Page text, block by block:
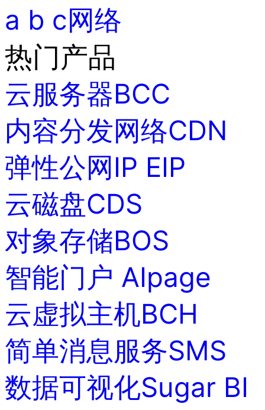
a b c网络
热门产品
云服务器BCC
内容分发网络CDN
弹性公网IP EIP
云磁盘CDS
对象存储BOS
智能门户 AIpage
云虚拟主机BCH
简单消息服务SMS
数据可视化Sugar BI